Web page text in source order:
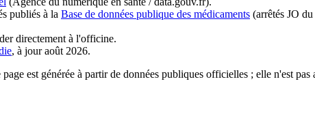
publiés à la Base de données publique des médicaments (arrêtés JO
directement à l'officine.
, à jour août 2026.
est générée à partir de données publiques officielles ; elle n'est